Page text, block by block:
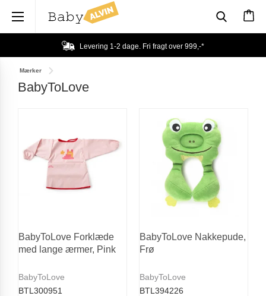
Levering 1-2 dage. Fri fragt over 999,-*
Mærker
BabyToLove
BabyToLove Forklæde
med lange ærmer, Pink
BabyToLove
BTL300951
BabyToLove Nakkepude,
Frø
BabyToLove
BTL394226